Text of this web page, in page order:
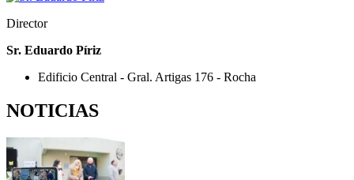
Director
Sr. Eduardo Píriz
Edificio Central - Gral. Artigas 176 - Rocha
NOTICIAS